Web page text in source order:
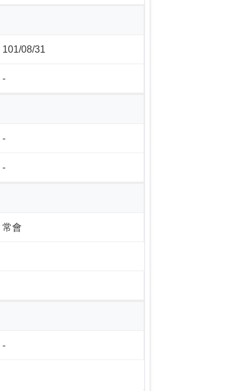
101/08/31
-
-
-
常會
-